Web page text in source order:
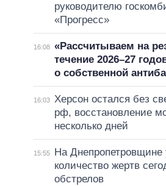
руководителю
«Прогресс»
16:08 «Рассчитываем на
течение 2026–27
о собственной
16:03 Херсон остался без
рф, восстановление
несколько дней
15:55
На Днепропетровщине
количество жертв
обстрелов